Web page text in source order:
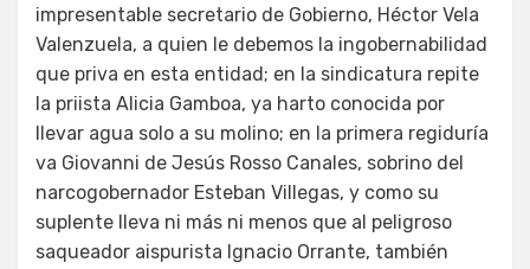
impresentable secretario de Gobierno, Héctor Vela
Valenzuela, a quien le debemos la ingobernabilidad
que priva en esta entidad; en la sindicatura repite
la priista Alicia Gamboa, ya harto conocida por
llevar agua solo a su molino; en la primera regiduría
va Giovanni de Jesús Rosso Canales, sobrino del
narcogobernador Esteban Villegas, y como su
suplente lleva ni más ni menos que al peligroso
saqueador aispurista Ignacio Orrante, también